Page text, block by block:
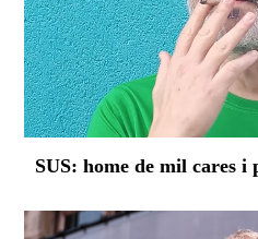
SUS: home de mil cares i